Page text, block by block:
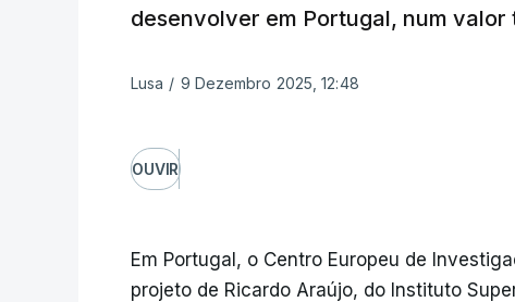
desenvolver em Portugal, num valor
Lusa / 9 Dezembro 2025, 12:48
OUVIR
Em Portugal, o Centro Europeu de
projeto de Ricardo Araújo, do Instituto